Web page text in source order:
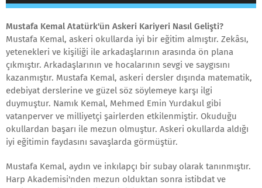
Mustafa Kemal Atatürk'ün Askeri Kariyeri Nasıl Gelişti?
Mustafa Kemal, askeri okullarda iyi bir eğitim almıştır. Zekâsı,
yetenekleri ve kişiliği ile arkadaşlarının arasında ön plana
çıkmıştır. Arkadaşlarının ve hocalarının sevgi ve saygısını
kazanmıştır. Mustafa Kemal, askeri dersler dışında matematik,
edebiyat derslerine ve güzel söz söylemeye karşı ilgi
duymuştur. Namık Kemal, Mehmed Emin Yurdakul gibi
vatanperver ve milliyetçi şairlerden etkilenmiştir. Okuduğu
okullardan başarı ile mezun olmuştur. Askeri okullarda aldığı
iyi eğitimin faydasını savaşlarda görmüştür.
Mustafa Kemal, aydın ve inkılapçı bir subay olarak tanınmıştır.
Harp Akademisi'nden mezun olduktan sonra istibdat ve